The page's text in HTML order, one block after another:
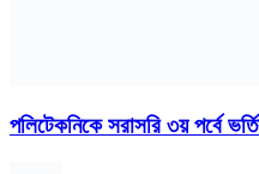
পলিটেকনিকে সরাসরি ৩য় পর্বে